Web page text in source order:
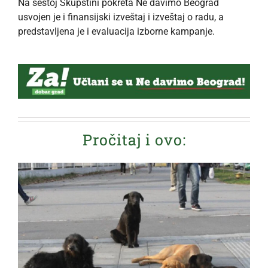
Na šestoj Skupštini pokreta Ne davimo Beograd
usvojen je i finansijski izveštaj i izveštaj o radu, a
predstavljena je i evaluacija izborne kampanje.
Pročitaj i ovo: